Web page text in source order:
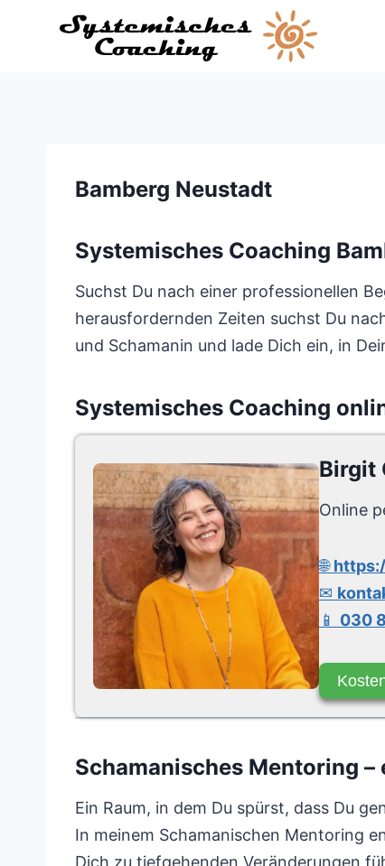
Bamberg Neustadt
Systemisches Coaching
Suchst Du nach einer professionellen
herausfordernden Zeiten suchst Du
und Schamanin und lade Dich ein, in
Systemisches Coaching
Birgit
Online
🌐
✉
📱 030
Schamanisches Mentoring
Ein Raum, in dem Du spürst, dass Du
In meinem Schamanischen Mentoring
Dich zu tiefgehenden Veränderungen